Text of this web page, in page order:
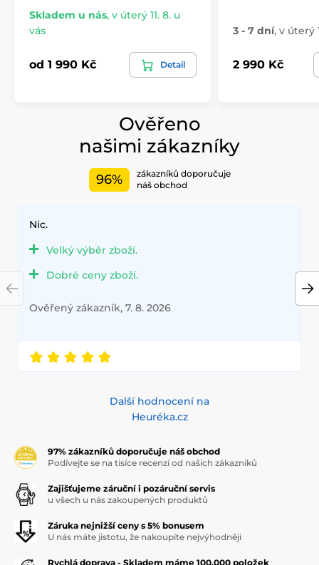
Skladem u nás, v úterý 11. 8. u
vás
od 1 990 Kč Detail
3 - 7 dní, v úterý
2 990 Kč
Ověřeno
našimi zákazníky
96%
zákazníků doporučuje
náš obchod
Nic.
Velký výběr zboží.
Dobré ceny zboží.
Ověřený zákazník, 7. 8. 2026
Další hodnocení na
Heuréka.cz
97% zákazníků doporučuje náš obchod
Podívejte se na tisíce recenzí od našich zákazníků
Zajišťujeme záruční i pozáruční servis
u všech u nás zakoupených produktů
Záruka nejnižší ceny s 5% bonusem
U nás máte jistotu, že nakoupíte nejvýhodněji
Rychlá doprava - Skladem máme 100.000 položek